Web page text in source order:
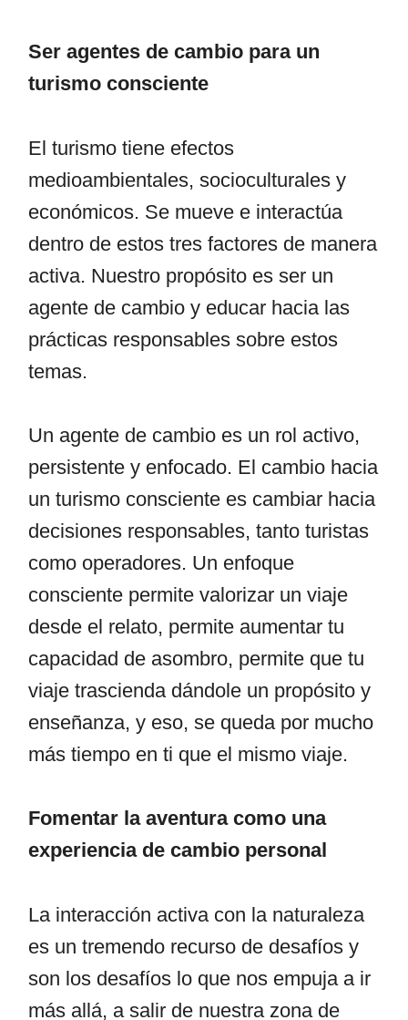
Ser agentes de cambio para un
turismo consciente
El turismo tiene efectos
medioambientales, socioculturales y
económicos. Se mueve e interactúa
dentro de estos tres factores de manera
activa. Nuestro propósito es ser un
agente de cambio y educar hacia las
prácticas responsables sobre estos
temas.
Un agente de cambio es un rol activo,
persistente y enfocado. El cambio hacia
un turismo consciente es cambiar hacia
decisiones responsables, tanto turistas
como operadores. Un enfoque
consciente permite valorizar un viaje
desde el relato, permite aumentar tu
capacidad de asombro, permite que tu
viaje trascienda dándole un propósito y
enseñanza, y eso, se queda por mucho
más tiempo en ti que el mismo viaje.
Fomentar la aventura como una
experiencia de cambio personal
La interacción activa con la naturaleza
es un tremendo recurso de desafíos y
son los desafíos lo que nos empuja a ir
más allá, a salir de nuestra zona de